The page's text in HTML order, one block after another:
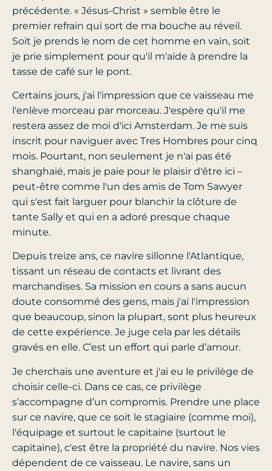
précédente. « Jésus-Christ » semble être le
premier refrain qui sort de ma bouche au réveil.
Soit je prends le nom de cet homme en vain, soit
je prie simplement pour qu'il m'aide à prendre la
tasse de café sur le pont.
Certains jours, j'ai l'impression que ce vaisseau me
l'enlève morceau par morceau. J'espère qu'il me
restera assez de moi d'ici Amsterdam. Je me suis
inscrit pour naviguer avec Tres Hombres pour cinq
mois. Pourtant, non seulement je n'ai pas été
shanghaié, mais je paie pour le plaisir d'être ici –
peut-être comme l'un des amis de Tom Sawyer
qui s'est fait larguer pour blanchir la clôture de
tante Sally et qui en a adoré presque chaque
minute.
Depuis treize ans, ce navire sillonne l'Atlantique,
tissant un réseau de contacts et livrant des
marchandises. Sa mission en cours a sans aucun
doute consommé des gens, mais j'ai l'impression
que beaucoup, sinon la plupart, sont plus heureux
de cette expérience. Je juge cela par les détails
gravés en elle. C’est un effort qui parle d’amour.
Je cherchais une aventure et j'ai eu le privilège de
choisir celle-ci. Dans ce cas, ce privilège
s’accompagne d’un compromis. Prendre une place
sur ce navire, que ce soit le stagiaire (comme moi),
l'équipage et surtout le capitaine (surtout le
capitaine), c'est être la propriété du navire. Nos vies
dépendent de ce vaisseau. Le navire, sans un